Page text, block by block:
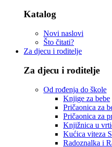
Katalog
Novi naslovi
Što čitati?
Za djecu i roditelje
Za djecu i roditelje
Od rođenja do škole
Knjige za bebe
Pričaonica za
Pričaonica za
Knjižnica u
Kućica viteza
Radoznalka i